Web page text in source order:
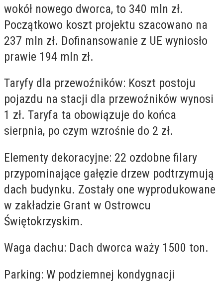
wokół nowego dworca, to 340 mln zł.
Początkowo koszt projektu szacowano na
237 mln zł. Dofinansowanie z UE wyniosło
prawie 194 mln zł.
Taryfy dla przewoźników: Koszt postoju
pojazdu na stacji dla przewoźników wynosi
1 zł. Taryfa ta obowiązuje do końca
sierpnia, po czym wzrośnie do 2 zł.
Elementy dekoracyjne: 22 ozdobne filary
przypominające gałęzie drzew podtrzymują
dach budynku. Zostały one wyprodukowane
w zakładzie Grant w Ostrowcu
Świętokrzyskim.
Waga dachu: Dach dworca waży 1500 ton.
Parking: W podziemnej kondygnacji